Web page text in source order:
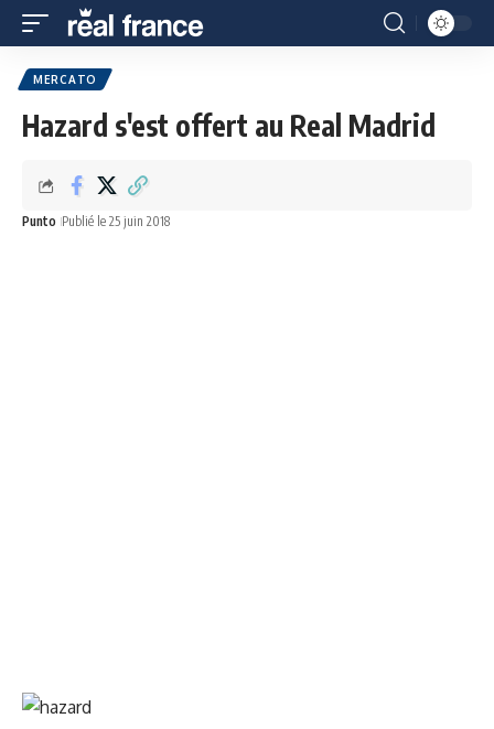
MERCATO
Hazard s'est offert au Real Madrid
Punto Publié le 25 juin 2018